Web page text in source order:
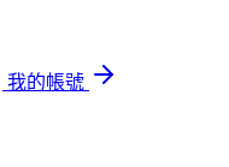
我的帳號